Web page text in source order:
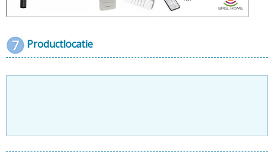
Productlocatie